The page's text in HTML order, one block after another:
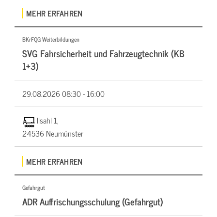
MEHR ERFAHREN
BKrFQG Weiterbildungen
SVG Fahrsicherheit und Fahrzeugtechnik (KB
1+3)
29.08.202608:30 - 16:00
Ilsahl 1,
24536 Neumünster
MEHR ERFAHREN
Gefahrgut
ADR Auffrischungsschulung (Gefahrgut)